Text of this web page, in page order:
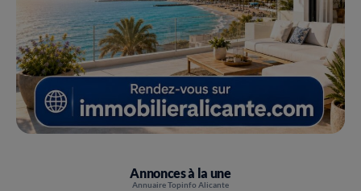
Annonces à la une
Annuaire Topinfo Alicante